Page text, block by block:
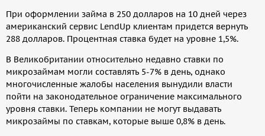
При оформлении займа в 250 долларов на 10 дней через
американский сервис LendUp клиентам придется вернуть
288 долларов. Процентная ставка будет на уровне 1,5%.
В Великобритании относительно недавно ставки по
микрозаймам могли составлять 5-7% в день, однако
многочисленные жалобы населения вынудили власти
пойти на законодательное ограничение максимального
уровня ставки. Теперь компании не могут выдавать
микрозаймы по ставкам, которые выше 0,8% в день.